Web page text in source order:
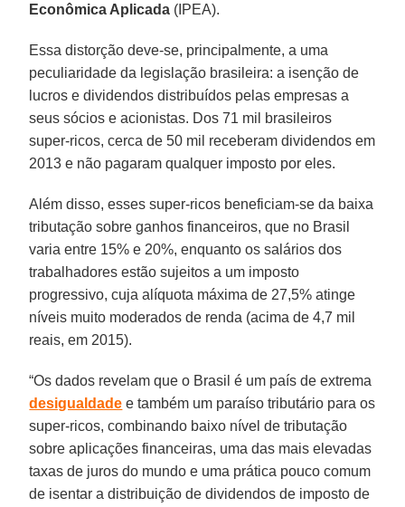
Econômica Aplicada (IPEA).
Essa distorção deve-se, principalmente, a uma
peculiaridade da legislação brasileira: a isenção de
lucros e dividendos distribuídos pelas empresas a
seus sócios e acionistas. Dos 71 mil brasileiros
super-ricos, cerca de 50 mil receberam dividendos em
2013 e não pagaram qualquer imposto por eles.
Além disso, esses super-ricos beneficiam-se da baixa
tributação sobre ganhos financeiros, que no Brasil
varia entre 15% e 20%, enquanto os salários dos
trabalhadores estão sujeitos a um imposto
progressivo, cuja alíquota máxima de 27,5% atinge
níveis muito moderados de renda (acima de 4,7 mil
reais, em 2015).
“Os dados revelam que o Brasil é um país de extrema
desigualdade e também um paraíso tributário para os
super-ricos, combinando baixo nível de tributação
sobre aplicações financeiras, uma das mais elevadas
taxas de juros do mundo e uma prática pouco comum
de isentar a distribuição de dividendos de imposto de